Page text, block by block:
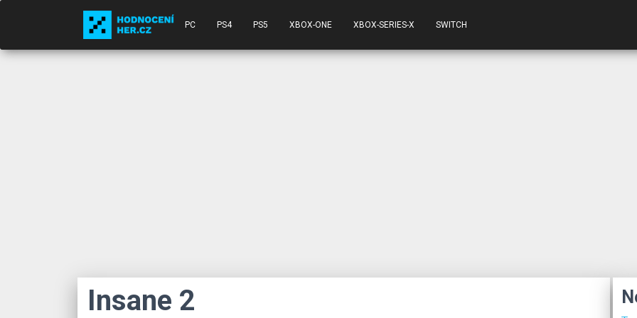
PC PS4 PS5 XBOX-ONE XBOX-SERIES-X SWITCH
Insane 2